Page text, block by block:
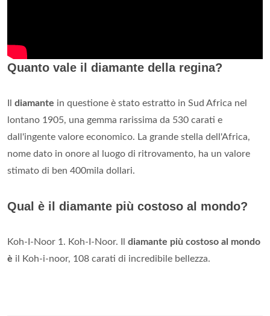
Quanto vale il diamante della regina?
diamante in questione è stato estratto in Sud Africa nel
lontano 1905, una gemma rarissima da 530 carati e
dall'ingente valore economico. La grande stella dell'Africa,
nome dato in onore al luogo di ritrovamento, ha un valore
stimato di ben 400mila dollari.
Qual è il diamante più costoso al mondo?
Koh-I-Noor 1. Koh-I-Noor. Il diamante più costoso al mondo
è il Koh-i-noor, 108 carati di incredibile bellezza.